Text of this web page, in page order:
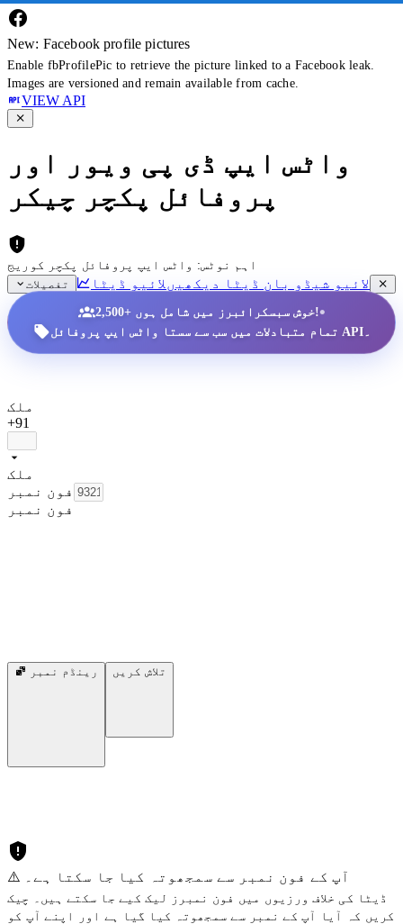
New: Facebook profile pictures
Enable fbProfilePic to retrieve the picture linked to a Facebook leak.
Images are versioned and remain available from cache.
VIEW API
واٹس ایپ ڈی پی ویور اور
پروفائل پکچر چیکر
اہم نوٹس: واٹس ایپ پروفائل پکچر کوریج
تفصیلات
لائیو شیڈو بان ڈیٹا دیکھیں لائیو ڈیٹا
2,500+ خوش سبسکرائبرز میں شامل ہوں!•
تمام متبادلات میں سب سے سستا واٹس ایپ پروفائل API۔
ملک
+91
ملک
فون نمبر
فون نمبر
رینڈم نمبر تلاش کریں
⚠️ آپ کے فون نمبر سے سمجھوتہ کیا جا سکتا ہے۔
ڈیٹا کی خلاف ورزیوں میں فون نمبرز لیک کیے جا سکتے ہیں۔ چیک
کریں کہ آیا آپ کے نمبر سے سمجھوتہ کیا گیا ہے اور اپنے آپ کو